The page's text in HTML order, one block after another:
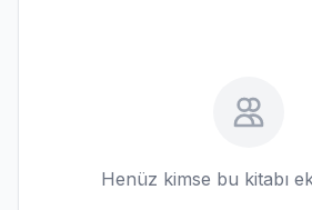
Henüz kimse bu kitabı